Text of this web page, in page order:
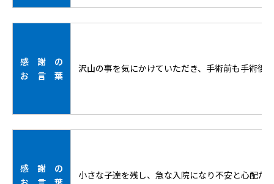
感 謝 の
お 言 葉
沢山の事を気にかけていただき、手術前も手術後
感 謝 の
小さな子達を残し、急な入院になり不安と心配だ